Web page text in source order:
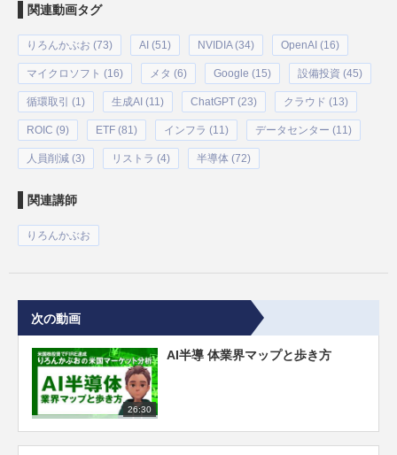
関連動画タグ
りろんかぶお (73) AI (51) NVIDIA (34) OpenAI (16)
マイクロソフト (16) メタ (6) Google (15) 設備投資 (45)
循環取引 (1) 生成AI (11) ChatGPT (23) クラウド (13)
ROIC (9) ETF (81) インフラ (11) データセンター (11)
人員削減 (3) リストラ (4) 半導体 (72)
関連講師
りろんかぶお
次の動画
26:30
AI半導 体業界マップと歩き方